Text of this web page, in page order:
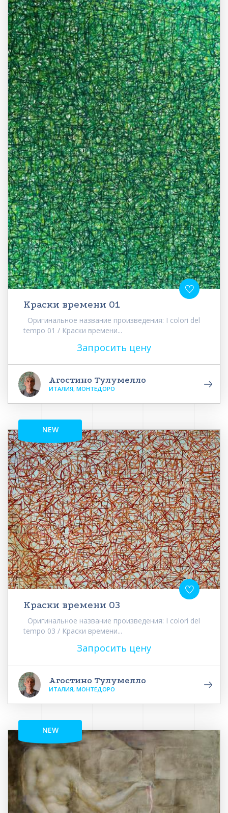
Краски времени 01
Оригинальное название произведения: I colori del
tempo 01 / Краски времени...
Запросить цену
Агостино Тулумелло
ИТАЛИЯ, МОНТЕДОРО
NEW
Краски времени 03
Оригинальное название произведения: I colori del
tempo 03 / Краски времени...
Запросить цену
Агостино Тулумелло
ИТАЛИЯ, МОНТЕДОРО
NEW